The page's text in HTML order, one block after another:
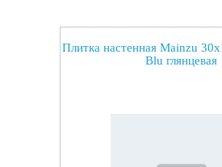
Плитка настенная Mainzu
Blu глянцевая